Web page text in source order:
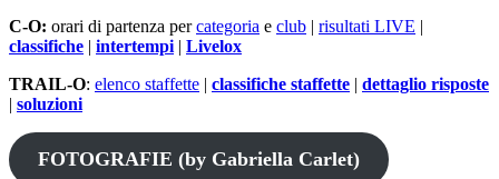
C-O: orari di partenza percategoria e club | risultati LIVE |
classifiche | intertempi | Livelox
TRAIL-O: elenco staffette | classifiche staffette | dettaglio risposte
| soluzioni
FOTOGRAFIE (by Gabriella Carlet)